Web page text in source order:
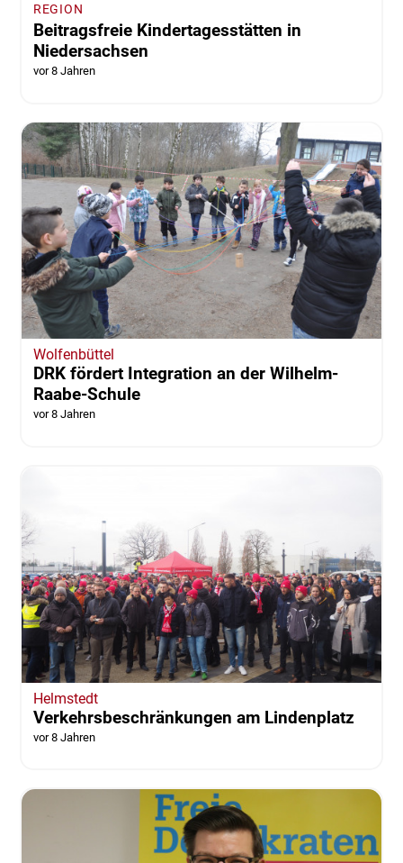
REGION
Beitragsfreie Kindertagesstätten in
Niedersachsen
vor 8 Jahren
Wolfenbüttel
DRK fördert Integration an der Wilhelm-
Raabe-Schule
vor 8 Jahren
Helmstedt
Verkehrsbeschränkungen am Lindenplatz
vor 8 Jahren